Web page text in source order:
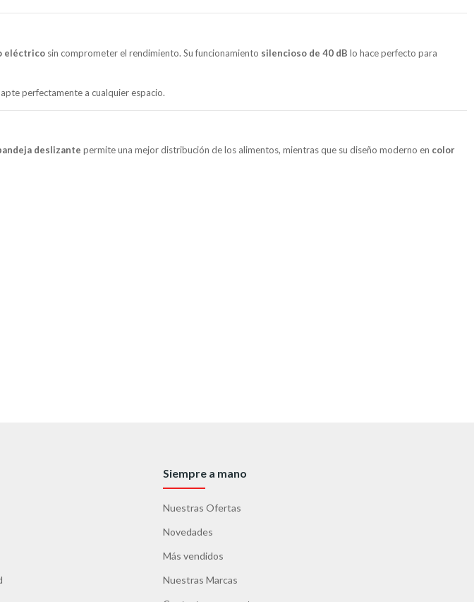
eléctrico sin comprometer el rendimiento. Su funcionamiento silencioso de 40 dB lo hace perfecto para
perfectamente a cualquier espacio.
deslizante permite una mejor distribución de los alimentos, mientras que su diseño moderno en color
Siempre a mano
Nuestras Ofertas
Novedades
Más vendidos
Nuestras Marcas